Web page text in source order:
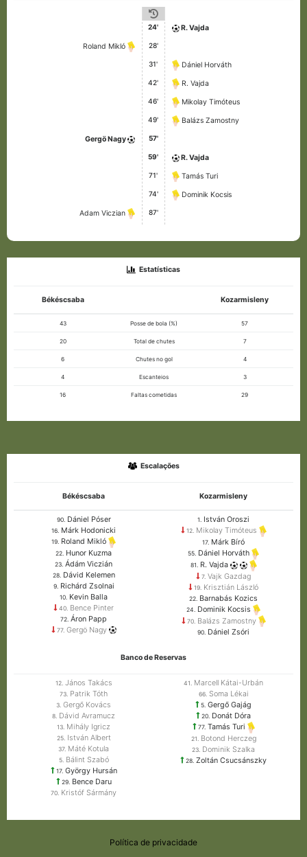
24' R. Vajda
Roland Mikló 28'
31' Dániel Horváth
42' R. Vajda
46' Mikolay Timóteus
49' Balázs Zamostny
Gergö Nagy 57'
59' R. Vajda
71' Tamás Turi
74' Dominik Kocsis
Adam Viczian 87'
Estatísticas
Békéscsaba Kozarmisleny
43 Posse de bola (%) 57
20 Total de chutes 7
6 Chutes no gol 4
4 Escanteios 3
16 Faltas cometidas 29
Escalações
Békéscsaba Kozarmisleny
90.Dániel Póser
16. Márk Hodonicki
19. Roland Mikló
22. Hunor Kuzma
23. Ádám Viczián
28.Dávid Kelemen
9.Richárd Zsolnai
10. Kevin Balla
40. Bence Pinter
72. Áron Papp
77.Gergö Nagy
1. István Oroszi
12.Mikolay Timóteus
17. Márk Bíró
55. Dániel Horváth
81.R. Vajda
7. Vajk Gazdag
19. Krisztián László
22. Barnabás Kozics
24. Dominik Kocsis
70.Balázs Zamostny
90. Dániel Zsóri
Banco de Reservas
12.János Takács
73. Patrik Tóth
3. Gergő Kovács
8. Dávid Avramucz
13. Mihály Igricz
25.István Albert
37. Máté Kotula
5.Bálint Szabó
17.György Hursán
29.Bence Daru
70. Kristóf Sármány
41. Marcell Kátai-Urbán
66.Soma Lékai
5. Gergő Gajág
20. Donát Dóra
77.Tamás Turi
21. Botond Herczeg
23. Dominik Szalka
28. Zoltán Csucsánszky
Política de privacidade